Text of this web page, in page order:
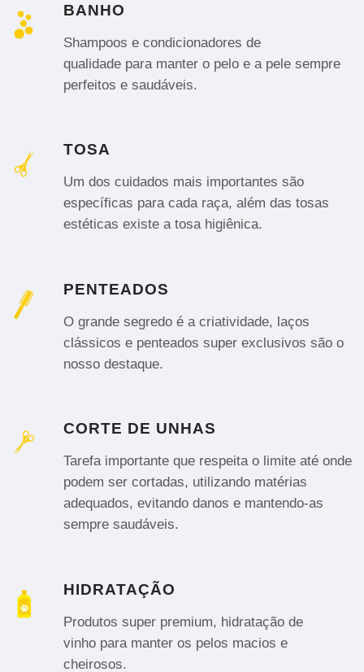
BANHO
Shampoos e condicionadores de
qualidade para manter o pelo e a pele sempre
perfeitos e saudáveis.
TOSA
Um dos cuidados mais importantes são
específicas para cada raça, além das tosas
estéticas existe a tosa higiênica.
PENTEADOS
O grande segredo é a criatividade, laços
clássicos e penteados super exclusivos são o
nosso destaque.
CORTE DE UNHAS
Tarefa importante que respeita o limite até onde
podem ser cortadas, utilizando matérias
adequados, evitando danos e mantendo-as
sempre saudáveis.
HIDRATAÇÃO
Produtos super premium, hidratação de
vinho para manter os pelos macios e
cheirosos.